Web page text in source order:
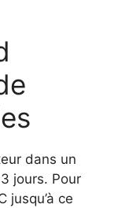
dans un
jours. Pour
jusqu’à ce